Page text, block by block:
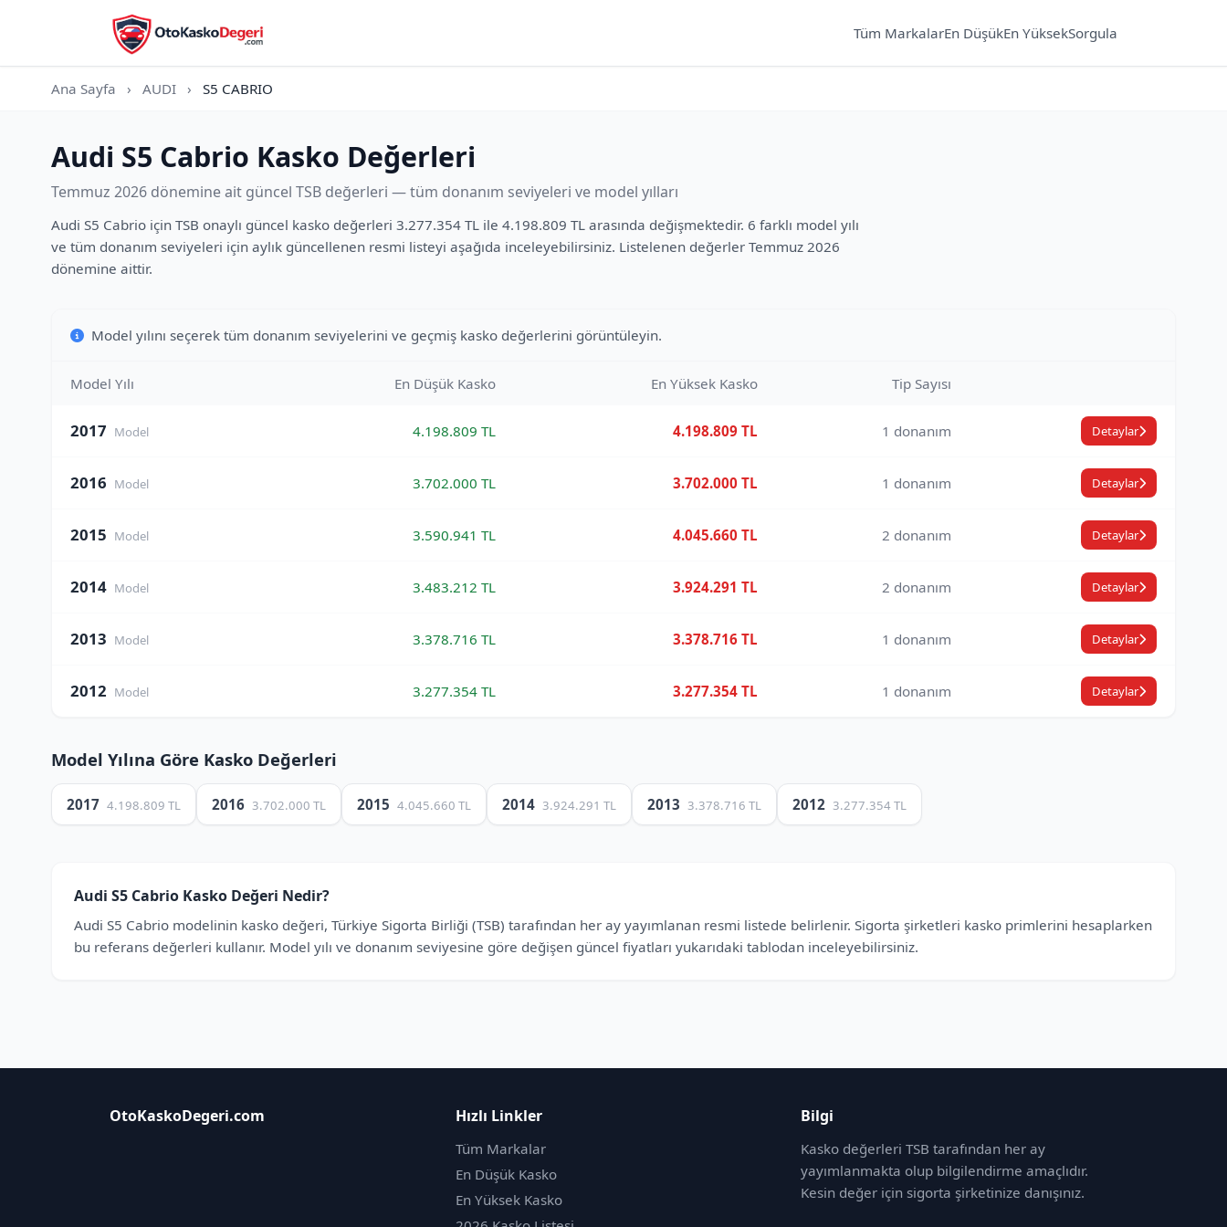
Tüm MarkalarEn DüşükEn YüksekSorgula
Ana Sayfa › AUDI › S5 CABRIO
Audi S5 Cabrio Kasko Değerleri
Temmuz 2026 dönemine ait güncel TSB değerleri — tüm donanım seviyeleri ve model yılları
Audi S5 Cabrio için TSB onaylı güncel kasko değerleri 3.277.354 TL ile 4.198.809 TL arasında değişmektedir. 6 farklı model yılı
ve tüm donanım seviyeleri için aylık güncellenen resmi listeyi aşağıda inceleyebilirsiniz. Listelenen değerler Temmuz 2026
dönemine aittir.
Model yılını seçerek tüm donanım seviyelerini ve geçmiş kasko değerlerini görüntüleyin.
Model Yılı En Düşük Kasko En Yüksek Kasko Tip Sayısı
2017 Model 4.198.809 TL 4.198.809 TL 1 donanım Detaylar
2016 Model 3.702.000 TL 3.702.000 TL 1 donanım Detaylar
2015 Model 3.590.941 TL 4.045.660 TL 2 donanım Detaylar
2014 Model 3.483.212 TL 3.924.291 TL 2 donanım Detaylar
2013 Model 3.378.716 TL 3.378.716 TL 1 donanım Detaylar
2012 Model 3.277.354 TL 3.277.354 TL 1 donanım Detaylar
Model Yılına Göre Kasko Değerleri
2017 4.198.809 TL 2016 3.702.000 TL 2015 4.045.660 TL 2014 3.924.291 TL 2013 3.378.716 TL 2012 3.277.354 TL
Audi S5 Cabrio Kasko Değeri Nedir?
Audi S5 Cabrio modelinin kasko değeri, Türkiye Sigorta Birliği (TSB) tarafından her ay yayımlanan resmi listede belirlenir. Sigorta şirketleri kasko primlerini hesaplarken
bu referans değerleri kullanır. Model yılı ve donanım seviyesine göre değişen güncel fiyatları yukarıdaki tablodan inceleyebilirsiniz.
OtoKaskoDegeri.com Hızlı Linkler
Tüm Markalar
En Düşük Kasko
En Yüksek Kasko
Bilgi
Kasko değerleri TSB tarafından her ay
yayımlanmakta olup bilgilendirme amaçlıdır.
Kesin değer için sigorta şirketinize danışınız.